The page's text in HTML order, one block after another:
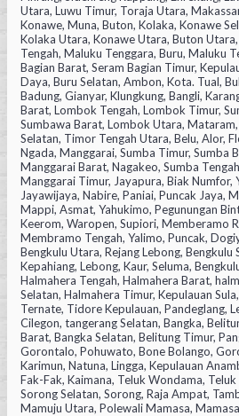
Utara, Luwu Timur, Toraja Utara,
Konawe, Muna, Buton, Kolaka, Konawe
Kolaka Utara, Konawe Utara, Buton
Tengah, Maluku Tenggara, Buru, Maluku
Bagian Barat, Seram Bagian Timur,
Daya, Buru Selatan, Ambon, Kota. Tual,
Badung, Gianyar, Klungkung, Bangli,
Barat, Lombok Tengah, Lombok Timur,
Sumbawa Barat, Lombok Utara,
Selatan, Timor Tengah Utara, Belu, Alor,
Ngada, Manggarai, Sumba Timur, Sumba
Manggarai Barat, Nagakeo, Sumba
Manggarai Timur, Jayapura, Biak Numfor,
Jayawijaya, Nabire, Paniai, Puncak Jaya,
Mappi, Asmat, Yahukimo, Pegunungan
Keerom, Waropen, Supiori, Memberamo
Membramo Tengah, Yalimo, Puncak,
Bengkulu Utara, Rejang Lebong,
Kepahiang, Lebong, Kaur, Seluma,
Halmahera Tengah, Halmahera Barat,
Selatan, Halmahera Timur, Kepulauan
Ternate, Tidore Kepulauan, Pandeglang,
Cilegon, tangerang Selatan, Bangka,
Barat, Bangka Selatan, Belitung Timur,
Gorontalo, Pohuwato, Bone Bolango,
Karimun, Natuna, Lingga, Kepulauan
Fak-Fak, Kaimana, Teluk Wondama,
Sorong Selatan, Sorong, Raja Ampat,
Mamuju Utara, Polewali Mamasa,